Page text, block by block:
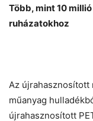
Több, mint 10
ruházatokhoz
Az újrahasznosított
műanyag
újrahasznosított